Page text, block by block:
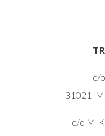
c/
31021
c/o